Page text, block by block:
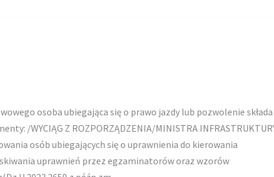
osoba ubiegająca się o prawo jazdy lub pozwolenie
/WYCIĄG Z ROZPORZĄDZENIA/MINISTRA
osób ubiegających się o uprawnienia do kierowania
uprawnień przez egzaminatorów oraz wzorów